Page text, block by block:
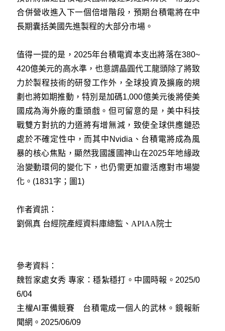
合併營收進入下一個倍增階段，預期台積電將在中
長期囊括美國先進製程的大部分市場。
值得一提的是，2025年台積電資本支出將落在380~
420億美元的高水準，也意謂晶圓代工龍頭除了將致
力於製程技術的研發工作外，全球投資及擴廠的規
劃也將如期推動，特別是加碼1,000億美元後將使美
國成為海外廠的重頭戲。但可留意的是，美中科技
戰雙方對抗的力道將有增無減，致使全球供應鏈恐
處於不確定性中，而其中Nvidia、台積電將成為風
暴的核心焦點，顯然我國護國神山在2025年地緣政
治變動環伺的變化下，也仍需更加靈活應對市場變
化。(1831字；圖1)
作者資訊：
劉佩真 台經院產經資料庫總監、APIAA院士
參考資料：
魏哲家處女秀 專家：穩紮穩打。中國時報。2025/0
6/04
主權AI軍備競賽 台積電成一個人的武林。鏡報新
聞網。2025/06/09